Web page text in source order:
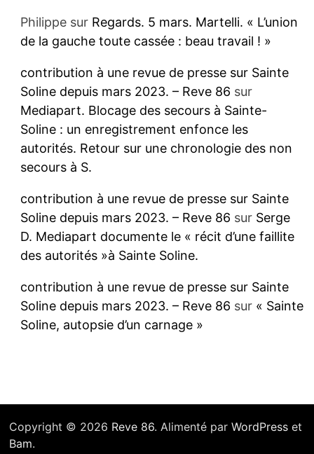
Philippesur Regards. 5 mars. Martelli. « L’union
de la gauche toute cassée : beau travail ! »
contribution à une revue de presse sur Sainte
Soline depuis mars 2023. – Reve 86 sur
Mediapart. Blocage des secours à Sainte-
Soline : un enregistrement enfonce les
autorités. Retour sur une chronologie des non
secours à S.
contribution à une revue de presse sur Sainte
Soline depuis mars 2023. – Reve 86 sur Serge
D. Mediapart documente le « récit d’une faillite
des autorités »à Sainte Soline.
contribution à une revue de presse sur Sainte
Soline depuis mars 2023. – Reve 86 sur « Sainte
Soline, autopsie d’un carnage »
Copyright © 2026 Reve 86. Alimenté par WordPresset
Bam.